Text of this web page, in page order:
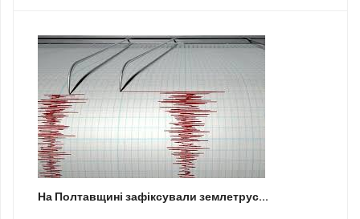
На Полтавщині зафіксували землетрус...